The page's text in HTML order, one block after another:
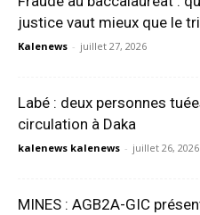
justice vaut mieux que le
Kalenews - juillet 27, 2026
Labé : deux personnes
circulation à Daka
kalenews kalenews - juillet 26, 2026
MINES : AGB2A-GIC